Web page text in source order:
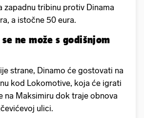
zapadnu tribinu protiv Dinama
a istočne 50 eura.
ne može s godišnjom
strane, Dinamo će gostovati na
kod Lokomotive, koja će igrati
na Maksimiru dok traje obnova
ulici.